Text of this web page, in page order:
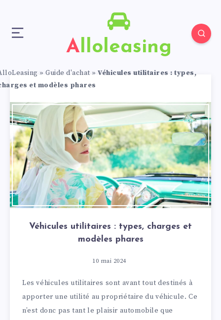
Alloleasing
» Guide d'achat » Véhicules utilitaires : types,
et modèles phares
Véhicules utilitaires : types, charges et
modèles phares
10 mai 2024
Les véhicules utilitaires sont avant tout destinés à
apporter une utilité au propriétaire du véhicule. Ce
n’est donc pas tant le plaisir automobile que